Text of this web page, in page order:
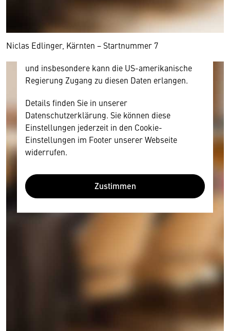
Niclas Edlinger, Kärnten − Startnummer 7
personenbezogene technische Daten zu Geräten
und Nutzerverhalten mitunter mit US-
amerikanischen Anbietern austauscht.
Diese Daten unterliegen keinem dem EU-
und insbesondere kann die US-amerikanische
Regierung Zugang zu diesen Daten erlangen.
Details finden Sie in unserer
Datenschutzerklärung. Sie können diese
Einstellungen jederzeit in den Cookie-
Einstellungen im Footer unserer Webseite
widerrufen.
Zustimmen
Wir benötigen Ihre Zustimmung
Hier würden wir Ihnen gerne einen externen